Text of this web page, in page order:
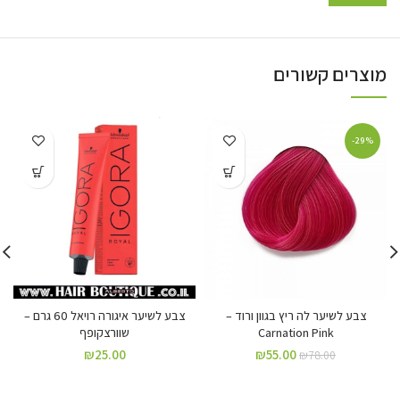
מוצרים קשורים
-29%
צבע לשיער לה ריץ בגוון ורוד –
Carnation Pink
₪78.00
₪55.00
צבע לשיער איגורה רויאל 60 גרם –
שוורצקופף
₪25.00